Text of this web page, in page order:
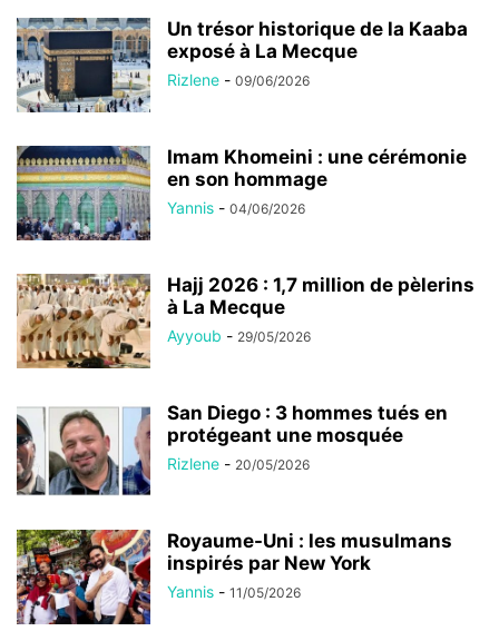
Un trésor historique de la Kaaba
exposé à La Mecque
Rizlene - 09/06/2026
Imam Khomeini : une cérémonie
en son hommage
Yannis - 04/06/2026
Hajj 2026 : 1,7 million de pèlerins
à La Mecque
Ayyoub - 29/05/2026
San Diego : 3 hommes tués en
protégeant une mosquée
Rizlene - 20/05/2026
Royaume-Uni : les musulmans
inspirés par New York
Yannis - 11/05/2026